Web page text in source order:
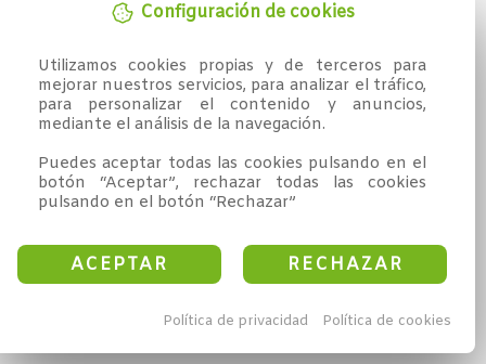
Configuración de cookies
Utilizamos cookies propias y de terceros para
mejorar nuestros servicios, para analizar el tráfico,
para personalizar el contenido y anuncios,
mediante el análisis de la navegación.
Puedes aceptar todas las cookies pulsando en el
botón “Aceptar”, rechazar todas las cookies
pulsando en el botón “Rechazar”
ACEPTAR RECHAZAR
Política de privacidad Política de cookies